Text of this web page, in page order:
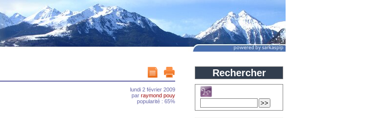
lundi 2 février 2009
par raymond pouy
popularité : 65%
Rechercher